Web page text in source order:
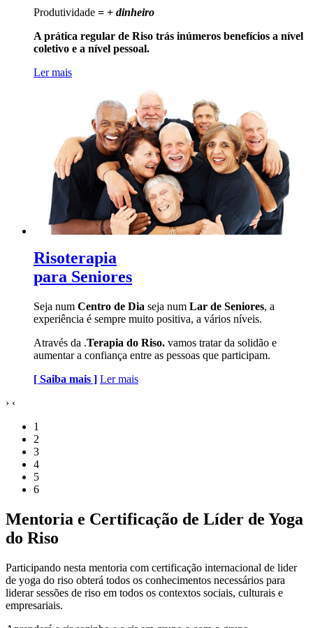
Produtividade = + dinheiro
A prática regular de Riso trás inúmeros benefícios a nível
coletivo e a nível pessoal.
Ler mais
Risoterapia
para Seniores
Seja num Centro de Dia seja num Lar de Seniores, a
experiência é sempre muito positiva, a vários níveis.
Através da .Terapia do Riso. vamos tratar da solidão e
aumentar a confiança entre as pessoas que participam.
[ Saiba mais ] Ler mais
› ‹
1
2
3
4
5
6
Mentoria e Certificação de Líder de Yoga
do Riso
Participando nesta mentoria com certificação internacional de lider
de yoga do riso obterá todos os conhecimentos necessários para
liderar sessões de riso em todos os contextos sociais, culturais e
empresariais.